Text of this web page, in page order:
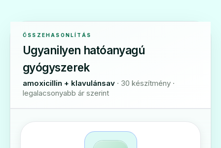
ÖSSZEHASONLÍTÁS
Ugyanilyen hatóanyagú
gyógyszerek
amoxicillin + klavulánsav · 30 készítmény ·
legalacsonyabb ár szerint